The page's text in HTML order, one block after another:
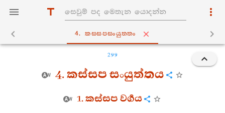
4. කස‍්සපසංයුත‍්තං
299
4. කස්සප සංයුත්තය
1. කස්සප වර්‍ගය